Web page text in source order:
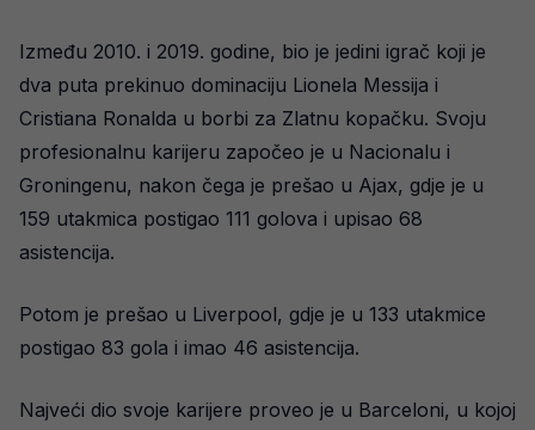
Između 2010. i 2019. godine, bio je jedini igrač koji je
dva puta prekinuo dominaciju Lionela Messija i
Cristiana Ronalda u borbi za Zlatnu kopačku. Svoju
profesionalnu karijeru započeo je u Nacionalu i
Groningenu, nakon čega je prešao u Ajax, gdje je u
159 utakmica postigao 111 golova i upisao 68
asistencija.
Potom je prešao u Liverpool, gdje je u 133 utakmice
postigao 83 gola i imao 46 asistencija.
Najveći dio svoje karijere proveo je u Barceloni, u kojoj